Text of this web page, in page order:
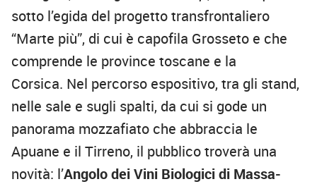
sotto l’egida del progetto transfrontaliero
“Marte più”, di cui è capofila Grosseto e che
comprende le province toscane e la
Corsica. Nel percorso espositivo, tra gli stand,
nelle sale e sugli spalti, da cui si gode un
panorama mozzafiato che abbraccia le
Apuane e il Tirreno, il pubblico troverà una
novità: l’Angolo dei Vini Biologici di Massa-